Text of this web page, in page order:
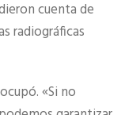
cuenta de
radiográficas
«Si no